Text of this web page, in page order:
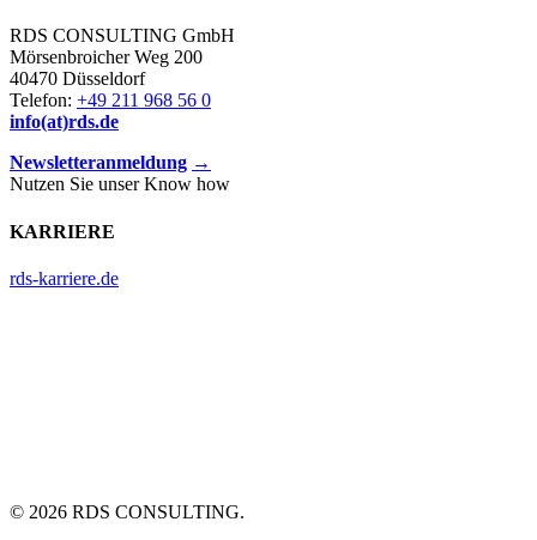
RDS CONSULTING GmbH
Mörsenbroicher Weg 200
40470 Düsseldorf
Telefon: +49 211 968 56 0
info(at)rds.de
Newsletteranmeldung →
Nutzen Sie unser Know how
KARRIERE
rds-karriere.de
© 2026 RDS CONSULTING.